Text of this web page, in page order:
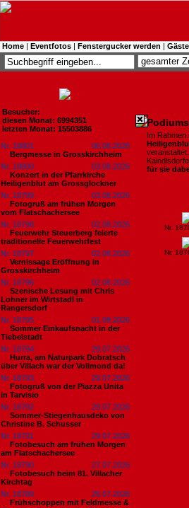
Home | Eventfotos | Fenstergucker werden |
Besucher:
diesen Monat: 6994351
letzten Monat: 15503886
Nr. 18801
06.08.2026
Bergmesse in Grosskirchheim
Nr. 18800
03.08.2026
Konzert in der Pfarrkirche
Heiligenblut am Grossglockner
Nr. 18799
03.08.2026
Fotogruß am frühen Morgen
vom Flatschachersee
Nr. 18798
02.08.2026
Feuerwehr Steuerberg feierte
traditionelle Feuerwehrfest
Nr. 18797
02.08.2026
Vernissage Eröffnung in
Grosskirchheim
Nr. 18796
02.08.2026
Szenische Lesung mit Chris
Lohner im Wirtstadl in
Rangersdorf
Nr. 18795
01.08.2026
Sommer Einkaufsnacht in der
Tiebelstadt
Nr. 18794
29.07.2026
Hurra, am Naturpark Dobratsch
über Villach war der Vollmond da!
Nr. 18793
29.07.2026
Fotogruß von der Piazza Unita
in Tarvisio
Nr. 18792
29.07.2026
Sommer-Stiegenhausdeko von
Christine B. Schusser
Nr. 18791
29.07.2026
Fotobesuch am frühen Morgen
am Flatschachersee
Nr. 18790
27.07.2026
Fotobesuch beim 81. Villacher
Kirchtag
Nr. 18789
26.07.2026
Frühschoppen mit Feldmesse &
Im Rahmen
für sie
Nr.
Nr.